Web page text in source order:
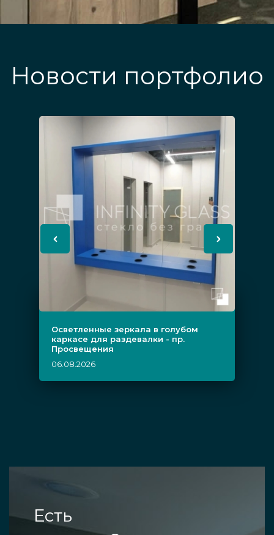
Новости портфолио
Осветленные зеркала в голубом
каркасе для раздевалки - пр.
Просвещения
06.08.2026
Есть